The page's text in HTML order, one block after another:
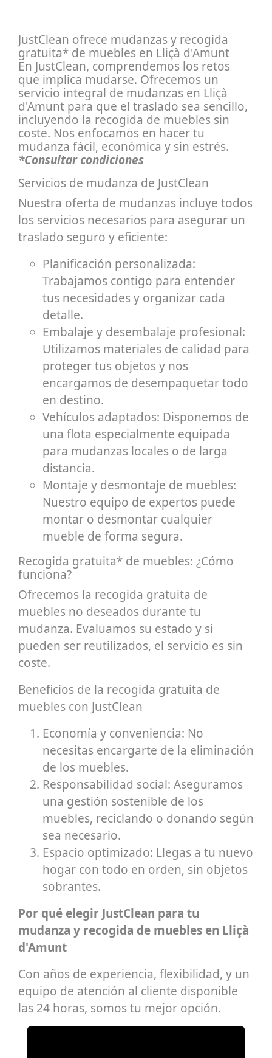
JustClean ofrece mudanzas y recogida
gratuita* de muebles en Lliçà d'Amunt
En JustClean, comprendemos los retos
que implica mudarse. Ofrecemos un
servicio integral de mudanzas en Lliçà
d'Amunt para que el traslado sea sencillo,
incluyendo la recogida de muebles sin
coste. Nos enfocamos en hacer tu
mudanza fácil, económica y sin estrés.
*Consultar condiciones
Servicios de mudanza de JustClean
Nuestra oferta de mudanzas incluye todos
los servicios necesarios para asegurar un
traslado seguro y eficiente:
Planificación personalizada:
Trabajamos contigo para entender
tus necesidades y organizar cada
detalle.
Embalaje y desembalaje profesional:
Utilizamos materiales de calidad para
proteger tus objetos y nos
encargamos de desempaquetar todo
en destino.
Vehículos adaptados: Disponemos de
una flota especialmente equipada
para mudanzas locales o de larga
distancia.
Montaje y desmontaje de muebles:
Nuestro equipo de expertos puede
montar o desmontar cualquier
mueble de forma segura.
Recogida gratuita* de muebles: ¿Cómo
funciona?
Ofrecemos la recogida gratuita de
muebles no deseados durante tu
mudanza. Evaluamos su estado y si
pueden ser reutilizados, el servicio es sin
coste.
Beneficios de la recogida gratuita de
muebles con JustClean
Economía y conveniencia: No
necesitas encargarte de la eliminación
de los muebles.
Responsabilidad social: Aseguramos
una gestión sostenible de los
muebles, reciclando o donando según
sea necesario.
Espacio optimizado: Llegas a tu nuevo
hogar con todo en orden, sin objetos
sobrantes.
Por qué elegir JustClean para tu
mudanza y recogida de muebles en Lliçà
d'Amunt
Con años de experiencia, flexibilidad, y un
equipo de atención al cliente disponible
las 24 horas, somos tu mejor opción.